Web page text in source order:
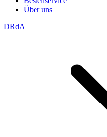
Über uns
DRdA